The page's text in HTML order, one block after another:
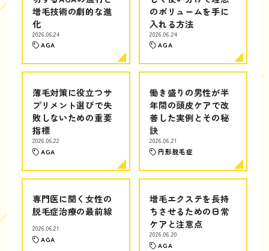
増毛技術の劇的な進
化
2026.06.24
AGA
のボリュームを手に
入れる方法
2026.06.24
AGA
薄毛対策に役立つサ
プリメント選びで失
敗しないための重要
指標
2026.06.22
AGA
働き盛りの男性が半
年間の頭皮ケアで改
善した実例とその秘
訣
2026.06.21
円形脱毛症
専門医に聞く女性の
脱毛症治療の最前線
2026.06.21
AGA
増毛エクステを長持
ちさせるための日常
ケアと注意点
2026.06.20
AGA